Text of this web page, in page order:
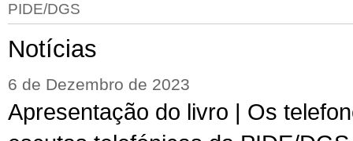
PIDE/DGS
Notícias
6 de Dezembro de 2023
Apresentação do livro | Os